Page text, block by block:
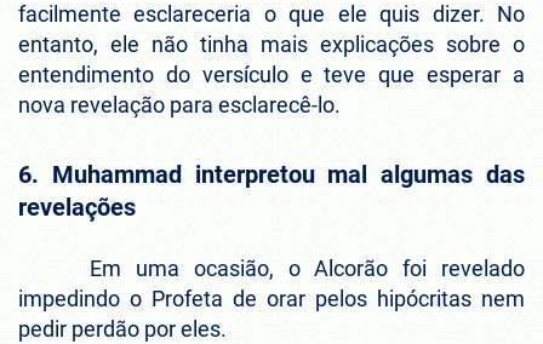
facilmente esclareceria o que ele quis dizer. No
entanto, ele não tinha mais explicações sobre o
entendimento do versículo e teve que esperar a
nova revelação para esclarecê-lo.
6. Muhammad interpretou mal algumas das
revelações
Em uma ocasião, o Alcorão foi revelado
impedindo o Profeta de orar pelos hipócritas nem
pedir perdão por eles.